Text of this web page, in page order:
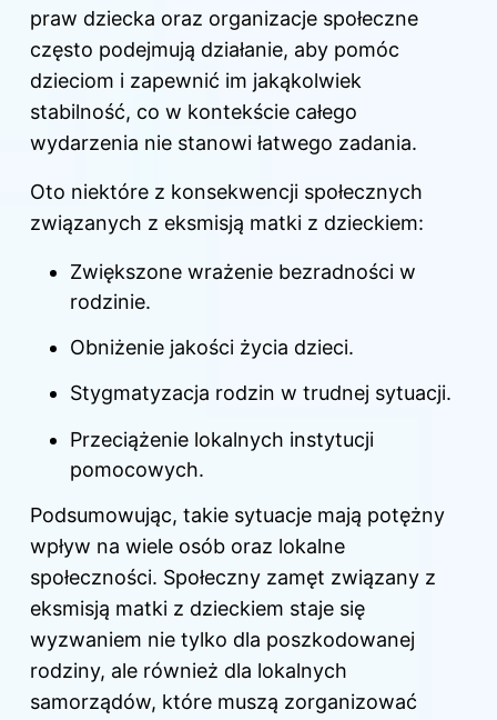
praw dziecka oraz organizacje społeczne
często podejmują działanie, aby pomóc
dzieciom i zapewnić im jakąkolwiek
stabilność, co w kontekście całego
wydarzenia nie stanowi łatwego zadania.
Oto niektóre z konsekwencji społecznych
związanych z eksmisją matki z dzieckiem:
Zwiększone wrażenie bezradności w
rodzinie.
Obniżenie jakości życia dzieci.
Stygmatyzacja rodzin w trudnej sytuacji.
Przeciążenie lokalnych instytucji
pomocowych.
Podsumowując, takie sytuacje mają potężny
wpływ na wiele osób oraz lokalne
społeczności. Społeczny zamęt związany z
eksmisją matki z dzieckiem staje się
wyzwaniem nie tylko dla poszkodowanej
rodziny, ale również dla lokalnych
samorządów, które muszą zorganizować